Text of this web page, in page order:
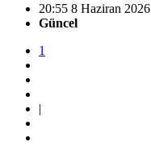
20:55 8 Haziran 2026
Güncel
1
|